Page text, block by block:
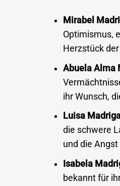
Mirabel
Optimismus,
Herzstück
Abuela Alma
ihr Wunsch,
Luisa
die schwere
und die
Isabela
bekannt für